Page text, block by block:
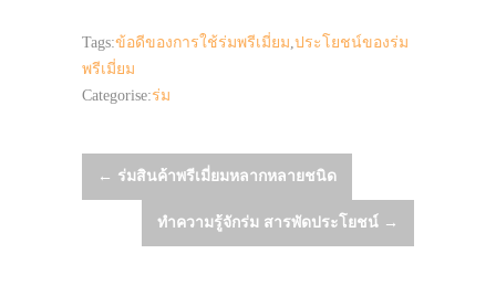
Tags:ข้อดีของการใช้ร่มพรีเมี่ยม,ประโยชน์ของร่ม
พรีเมี่ยม
Categorise:ร่ม
Post
navigation
← ร่มสินค้าพรีเมี่ยมหลากหลายชนิด
ทำความรู้จักร่ม สารพัดประโยชน์ →